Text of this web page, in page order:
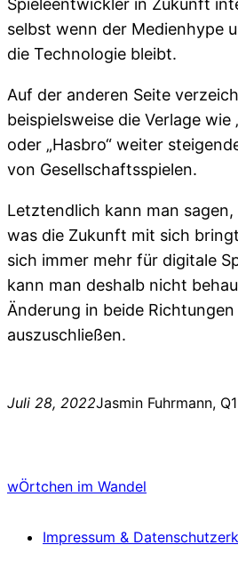
Spieleentwickler in Zukunft
selbst wenn der Medienhype
die Technologie bleibt.
Auf der anderen Seite
beispielsweise die Verlage wie
oder „Hasbro“ weiter
von Gesellschaftsspielen.
Letztendlich kann man
was die Zukunft mit sich
sich immer mehr für digitale
kann man deshalb nicht
Änderung in beide
auszuschließen.
Juli 28, 2022Jasmin Fuhrmann,
wÖrtchen im Wandel
Impressum &